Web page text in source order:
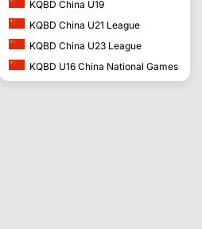
KQBD China U19
KQBD China U21 League
KQBD China U23 League
KQBD U16 China National Games